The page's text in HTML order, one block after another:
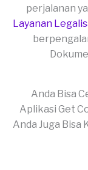
perjalanan
Layanan
Anda Bisa
Aplikasi Get
Anda Juga Bisa